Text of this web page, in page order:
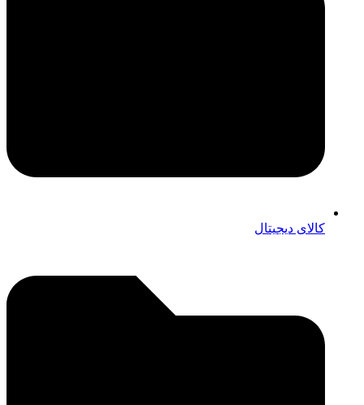
کالای دیجیتال